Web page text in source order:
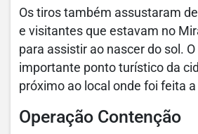
Os tiros também assustaram
e visitantes que estavam no
para assistir ao nascer do sol.
importante ponto turístico da
próximo ao local onde foi feita
Operação Contenção